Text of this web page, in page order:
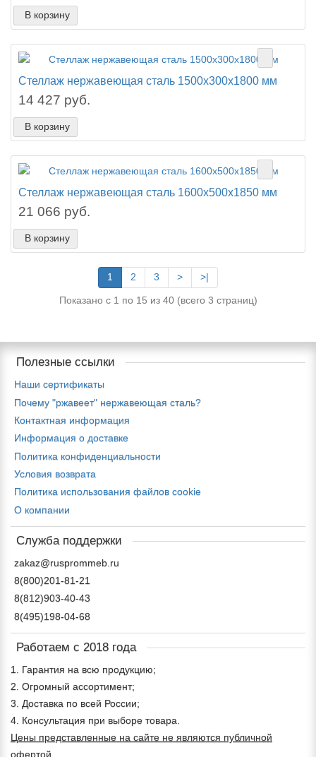
В корзину
Стеллаж нержавеющая сталь 1500х300х1800 мм
14 427 руб.
В корзину
Стеллаж нержавеющая сталь 1600х500х1850 мм
21 066 руб.
В корзину
1 2 3 > >|
Показано с 1 по 15 из 40 (всего 3 страниц)
Полезные ссылки
Наши сертификаты
Почему "ржавеет" нержавеющая сталь?
Контактная информация
Информация о доставке
Политика конфиденциальности
Условия возврата
Политика использования файлов cookie
О компании
Служба поддержки
zakaz@rusprommeb.ru
8(800)201-81-21
8(812)903-40-43
8(495)198-04-68
Работаем с 2018 года
1. Гарантия на всю продукцию;
2. Огромный ассортимент;
3. Доставка по всей России;
4. Консультация при выборе товара.
Цены представленные на сайте не являются публичной
офертой.